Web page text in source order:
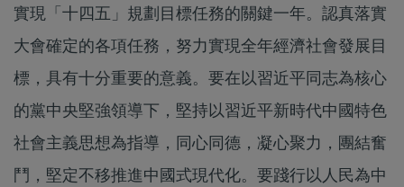
實現「十四五」規劃目標任務的關鍵一年。認真落實
大會確定的各項任務，努力實現全年經濟社會發展目
標，具有十分重要的意義。要在以習近平同志為核心
的黨中央堅強領導下，堅持以習近平新時代中國特色
社會主義思想為指導，同心同德，凝心聚力，團結奮
鬥，堅定不移推進中國式現代化。要踐行以人民為中